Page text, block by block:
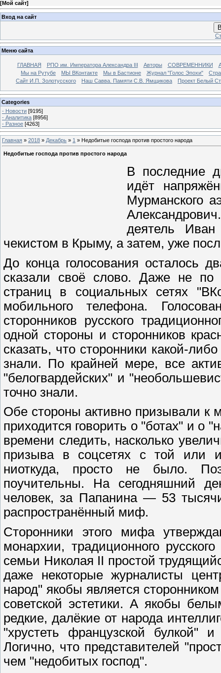
[Мой сайт]
Вход на сайт
Меню сайта
ГЛАВНАЯ РПО им. Императора Александра III Авторы СОВРЕМЕННИКИ
Мы на Рутубе
МЫ ВКонтакте Мы в Бастионе Журнал "Голос Эпохи"
Сайт И.П. Золотусского
Наш Савва. Памяти С.В. Ямщикова Проект Белый
Categories
- Новости [9195]
- Аналитика [8956]
- Разное [4263]
Главная » 2018 » Декабрь » 1 » Недобитые господа против простого народа
Недобитые господа против простого народа
В последние
идёт
Мурманского
деятель
чекистом в Крыму, а затем, уже
До конца голосования осталось
сказали своё слово. Даже не по
страниц в социальных сетях
мобильного телефона.
сторонников русского
одной стороны и сторонников
сказать, что сторонники какой-
знали. По крайней мере, все
"белогвардейских" и
точно знали.
Обе стороны активно призывали к
приходится говорить о "ботах" и о
времени следить, насколько
призыва в соцсетях с той или
ниоткуда, просто не было.
поучительны. На сегодняшний
человек, за Папанина — 53
распространённый миф.
Сторонники этого мифа
монархии, традиционного
семьи Николая II простой
даже некоторые журналисты
народ" якобы является
советской эстетики. А якобы
редкие, далёкие от народа
"хрустеть французской булкой"
Логично, что представителей
чем "недобитых господ".